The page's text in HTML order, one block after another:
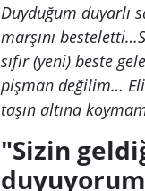
Duyduğum duyarlı
marşını
sıfır (yeni) beste
pişman değilim…
taşın altına
"Sizin